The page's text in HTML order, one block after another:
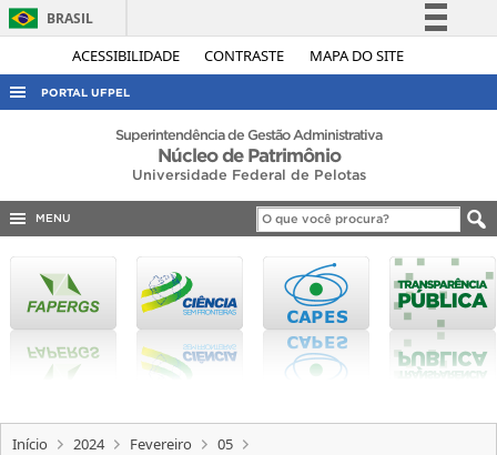
ACESSIBILIDADE CONTRASTE MAPA DO SITE
BRASIL
Simplifique!
Acesso à informação
Canais
PORTAL UFPEL
ACESSO À INFORMAÇÃO
EDITAIS
OUVIDORIA
Superintendência de Gestão Administrativa
Núcleo de Patrimônio
Universidade Federal de Pelotas
MENU
Início 2024 Fevereiro
05